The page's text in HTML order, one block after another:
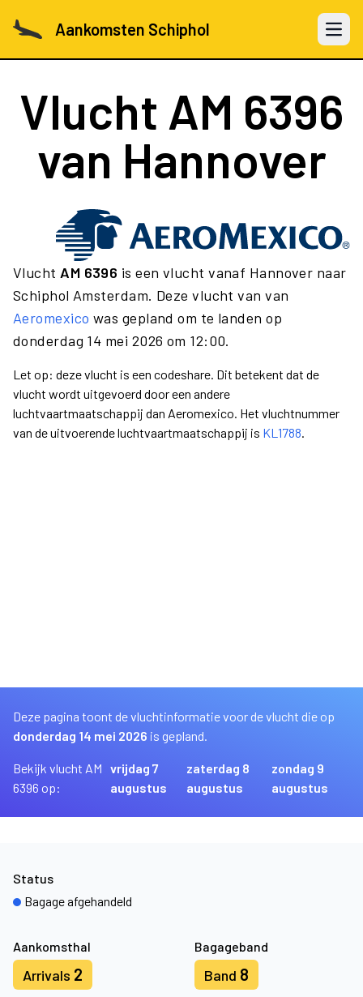
Aankomsten Schiphol Open
Vlucht AM 6396
van Hannover
Vlucht AM 6396 is een vlucht vanaf Hannover naar
Schiphol Amsterdam. Deze vlucht van van
Aeromexico was gepland om te landen op
donderdag 14 mei 2026 om 12:00.
Let op: deze vlucht is een codeshare. Dit betekent dat de
vlucht wordt uitgevoerd door een andere
luchtvaartmaatschappij dan Aeromexico. Het vluchtnummer
van de uitvoerende luchtvaartmaatschappij is KL1788.
Deze pagina toont de vluchtinformatie voor de vlucht die op
donderdag 14 mei 2026 is gepland.
Bekijk vlucht AM
6396 op:
vrijdag 7
augustus
zaterdag 8
augustus
zondag 9
augustus
Aankomsthal
Arrivals 2
Bagageband
Band 8
Status
Bagage afgehandeld